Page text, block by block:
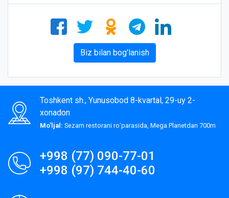
Biz bilan bog'lanish
Toshkent sh., Yunusobod 8-kvartal, 29-uy 2-
xonadon
Mo'ljal: Sezam restorani roʻparasida, Mega Planetdan 700m
+998 (77) 090-77-01
+998 (97) 744-40-60